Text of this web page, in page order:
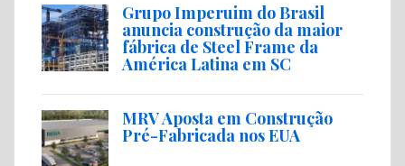
Grupo Imperuim do Brasil
anuncia construção da maior
fábrica de Steel Frame da
América Latina em SC
MRV Aposta em Construção
Pré-Fabricada nos EUA